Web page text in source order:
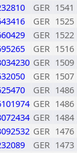
GER 1541
GER 1525
GER 1522
GER 1516
GER 1509
GER 1507
GER 1486
GER 1486
GER 1484
GER 1476
GER 1473